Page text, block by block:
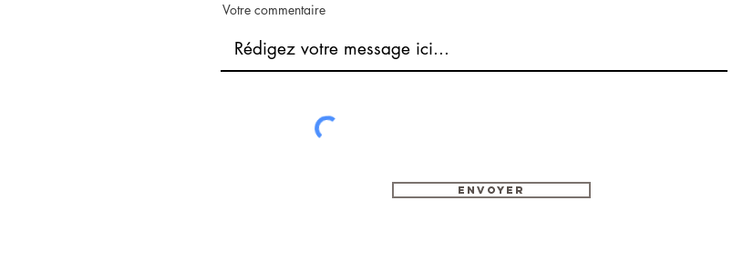
Votre commentaire
Envoyer